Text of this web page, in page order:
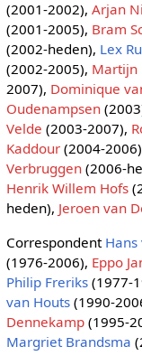
(2001-2002), Arjan
(2001-2005), Bram
(2002-heden), Lex
(2002-2005), Martijn
2007), Dominique
Oudenampsen
Velde (2003-2007),
Kaddour(2004-
Verbruggen(2006-
Henrik Willem Hofs
heden), Jeroen van
Correspondent
(1976-2006), Eppo
Philip Freriks(1977-
van Houts(1990-
Dennekamp(1995-
Margriet Brandsma